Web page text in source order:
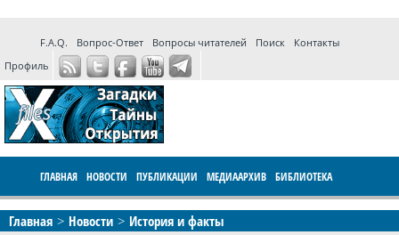
F.A.Q. Вопрос-Ответ Вопросы читателей Поиск
Контакты
Профиль
ГЛАВНАЯ НОВОСТИ ПУБЛИКАЦИИ МЕДИААРХИВ БИБЛИОТЕКА
ПРОГРАММЫ ФОРУМ LIVE
Главная Новости История и факты